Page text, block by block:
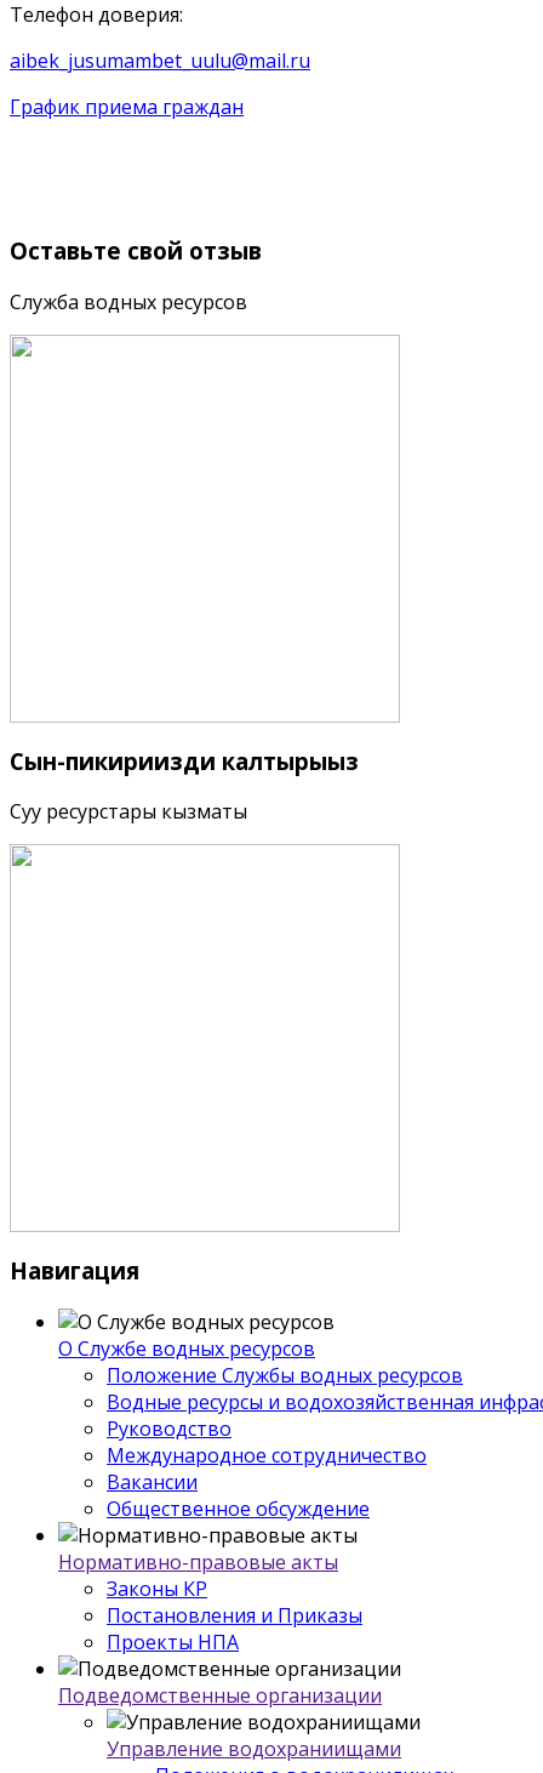
Телефон доверия:
aibek_jusumambet_uulu@mail.ru
График приема граждан
Оставьте свой отзыв
Служба водных ресурсов
Сын-пикириңизди калтырыңыз
Суу ресурстары кызматы
Навигация
О Службе водных ресурсов
Положение Службы водных ресурсов
Водные ресурсы и водохозяйственная
Руководство
Международное сотрудничество
Вакансии
Общественное обсуждение
Нормативно-правовые акты
Законы КР
Постановления и Приказы
Проекты НПА
Подведомственные организации
Управление водохраниищами